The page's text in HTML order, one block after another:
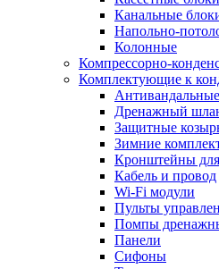
Канальные
Напольно-
Колонные
Компрессорно-
Комплектующие к
Дренажный
Защитные
Зимние
Кронштейны
Кабель и провод
Wi-Fi модули
Пульты
Помпы
Панели
Сифоны